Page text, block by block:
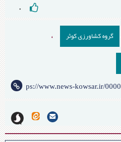
۰
گروه کشاورزی کوثر ،